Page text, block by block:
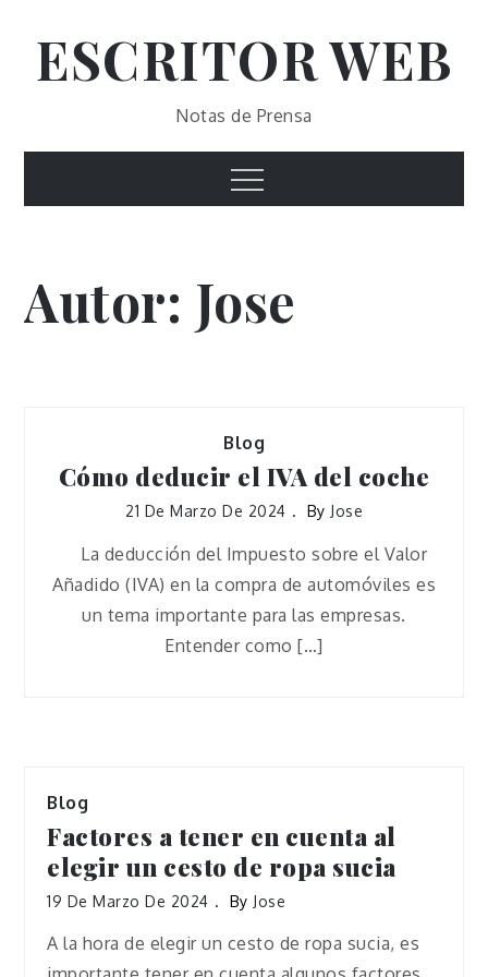
contentESCRITOR WEB
Notas de Prensa
Menu
Autor: Jose
Blog
Cómo deducir el IVA del coche
21 De Marzo De 2024 By Jose
La deducción del Impuesto sobre el Valor
Añadido (IVA) en la compra de automóviles es
un tema importante para las empresas.
Entender como […]
Blog
Factores a tener en cuenta al
elegir un cesto de ropa sucia
19 De Marzo De 2024 By Jose
A la hora de elegir un cesto de ropa sucia, es